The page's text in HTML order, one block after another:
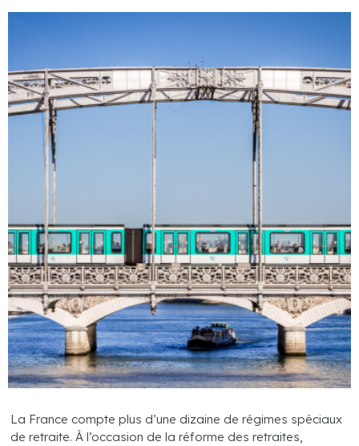
La France compte plus d’une dizaine de régimes spéciaux
de retraite. À l’occasion de la réforme des retraites,